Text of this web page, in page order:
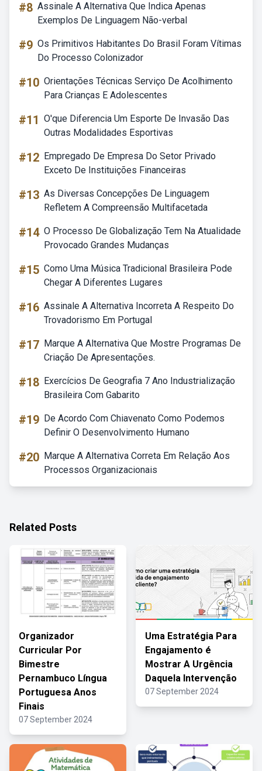
#8 Assinale A Alternativa Que Indica Apenas
Exemplos De Linguagem Não-verbal
#9 Os Primitivos Habitantes Do Brasil Foram Vítimas
Do Processo Colonizador
#10 Orientações Técnicas Serviço De Acolhimento
Para Crianças E Adolescentes
#11 O'que Diferencia Um Esporte De Invasão Das
Outras Modalidades Esportivas
#12 Empregado De Empresa Do Setor Privado
Exceto De Instituições Financeiras
#13 As Diversas Concepções De Linguagem
Refletem A Compreensão Multifacetada
#14 O Processo De Globalização Tem Na Atualidade
Provocado Grandes Mudanças
#15 Como Uma Música Tradicional Brasileira Pode
Chegar A Diferentes Lugares
#16 Assinale A Alternativa Incorreta A Respeito Do
Trovadorismo Em Portugal
#17 Marque A Alternativa Que Mostre Programas De
Criação De Apresentações.
#18 Exercícios De Geografia 7 Ano Industrialização
Brasileira Com Gabarito
#19 De Acordo Com Chiavenato Como Podemos
Definir O Desenvolvimento Humano
#20 Marque A Alternativa Correta Em Relação Aos
Processos Organizacionais
Related Posts
Organizador
Curricular Por
Bimestre
Pernambuco Língua
Portuguesa Anos
Finais
07 September 2024
Uma Estratégia Para
Engajamento é
Mostrar A Urgência
Daquela Intervenção
07 September 2024